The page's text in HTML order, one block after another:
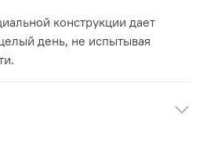
конструкции дает
день, не испытывая